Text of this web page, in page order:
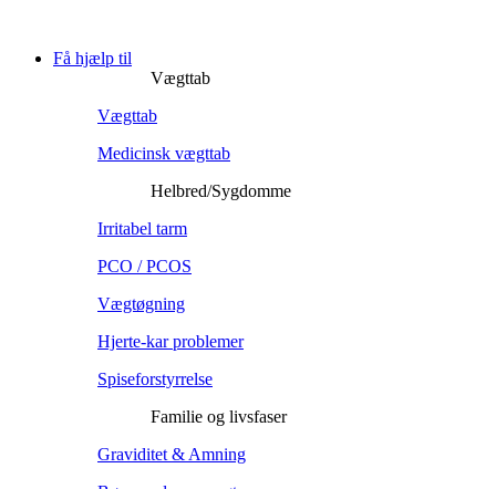
Få hjælp til
Vægttab
Vægttab
Medicinsk vægttab
Helbred/Sygdomme
Irritabel tarm
PCO / PCOS
Vægtøgning
Hjerte-kar problemer
Spiseforstyrrelse
Familie og livsfaser
Graviditet & Amning